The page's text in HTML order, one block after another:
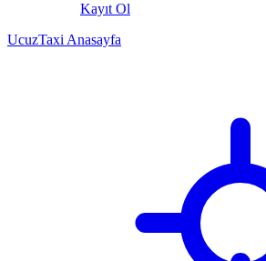
Kayıt Ol
UcuzTaxi Anasayfa